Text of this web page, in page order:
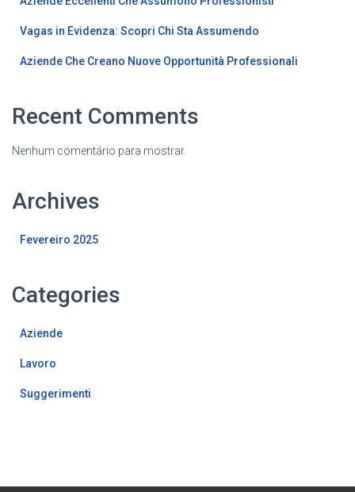
Vagas in Evidenza: Scopri Chi Sta Assumendo
Aziende Che Creano Nuove Opportunità Professionali
Recent Comments
Nenhum comentário para mostrar.
Archives
Fevereiro 2025
Categories
Aziende
Lavoro
Suggerimenti